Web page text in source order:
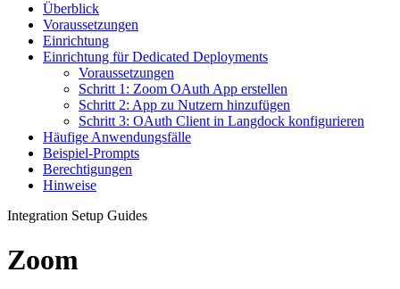
Überblick
Voraussetzungen
Einrichtung
Einrichtung für Dedicated Deployments
Voraussetzungen
Schritt 1: Zoom OAuth App erstellen
Schritt 2: App zu Nutzern hinzufügen
Schritt 3: OAuth Client in Langdock konfigurieren
Häufige Anwendungsfälle
Beispiel-Prompts
Berechtigungen
Hinweise
Integration Setup Guides
Zoom